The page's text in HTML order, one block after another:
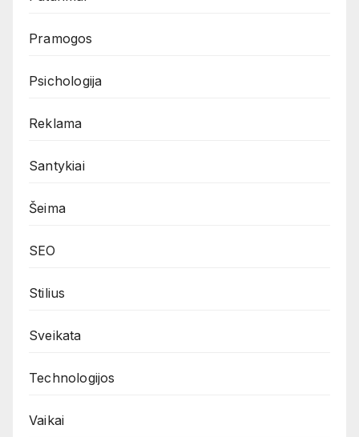
Pramogos
Psichologija
Reklama
Santykiai
Šeima
SEO
Stilius
Sveikata
Technologijos
Vaikai